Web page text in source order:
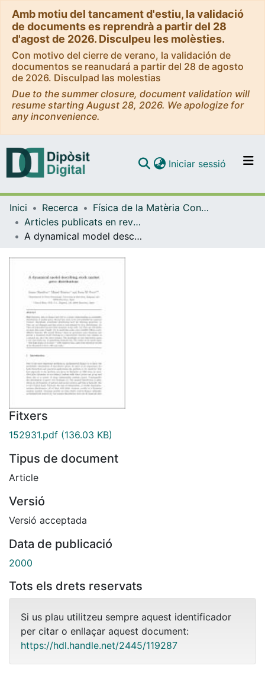
Amb motiu del tancament d'estiu, la validació
de documents es reprendrà a partir del 28
d'agost de 2026. Disculpeu les molèsties.
Con motivo del cierre de verano, la validación de
documentos se reanudará a partir del 28 de agosto
de 2026. Disculpad las molestias
Due to the summer closure, document validation will
resume starting August 28, 2026. We apologize for
any inconvenience.
Navega per tot el DD
Contacte
Iniciar sessió (current)
Inici Recerca
Física de la Matèria Condensada
Articles publicats en revistes (Física de la Matèria Condensada)
A dynamical model describing stock market price distributions
Fitxers
152931.pdf (136.03 KB)
Tipus de document
Article
Versió
Versió acceptada
Data de publicació
2000
Tots els drets reservats
Si us plau utilitzeu sempre aquest identificador
per citar o enllaçar aquest document:
https://hdl.handle.net/2445/119287